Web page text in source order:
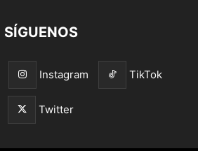
SÍGUENOS
Instagram TikTok
Twitter